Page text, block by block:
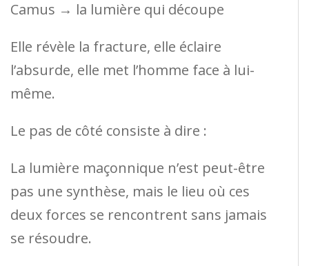
Camus → la lumière qui découpe
Elle révèle la fracture, elle éclaire
l’absurde, elle met l’homme face à lui-
même.
Le pas de côté consiste à dire :
La lumière maçonnique n’est peut-être
pas une synthèse, mais le lieu où ces
deux forces se rencontrent sans jamais
se résoudre.